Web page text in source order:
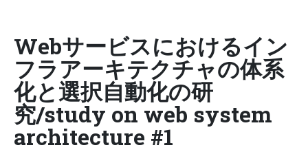
Webサービスにおけるイン
フラアーキテクチャの体系
化と選択自動化の研
究/study on web system
architecture #1